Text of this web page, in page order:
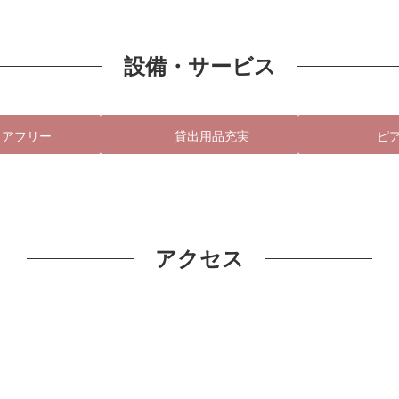
設備・サービス
フリー 貸出用品充実 ピ
アクセス